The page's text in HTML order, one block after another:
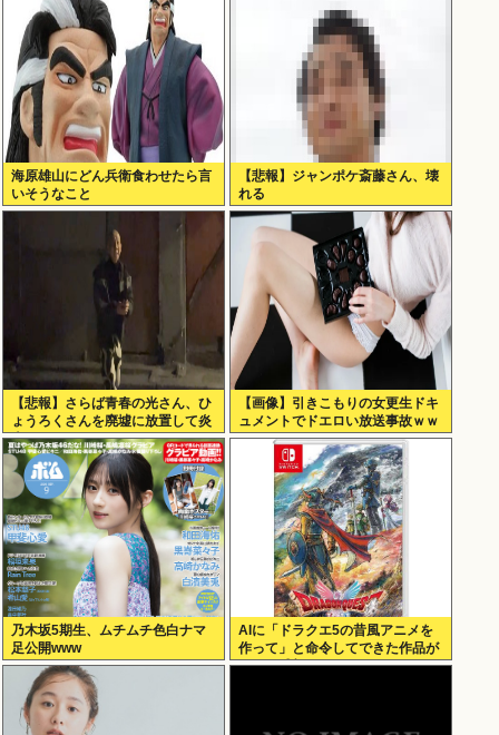
海原雄山にどん兵衛食わせたら言
いそうなこと
【悲報】ジャンポケ斎藤さん、壊
れる
【悲報】さらば青春の光さん、ひ
ょうろくさんを廃墟に放置して炎
上www
【画像】引きこもりの女更生ドキ
ュメントでドエロい放送事故ｗｗ
ｗ
乃木坂5期生、ムチムチ色白ナマ
足公開www
AIに「ドラクエ5の昔風アニメを
作って」と命令してできた作品が
これ、感想よろ